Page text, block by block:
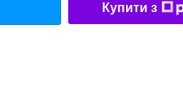
Купити з